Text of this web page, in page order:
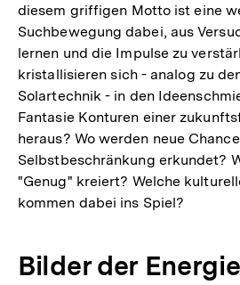
diesem griffigen Motto ist eine
Suchbewegung dabei, aus
lernen und die Impulse zu
kristallisieren sich - analog zu
Solartechnik - in den
Fantasie Konturen einer
heraus? Wo werden neue
Selbstbeschränkung erkundet?
"Genug" kreiert? Welche
kommen dabei ins Spiel?
Bilder der Energie